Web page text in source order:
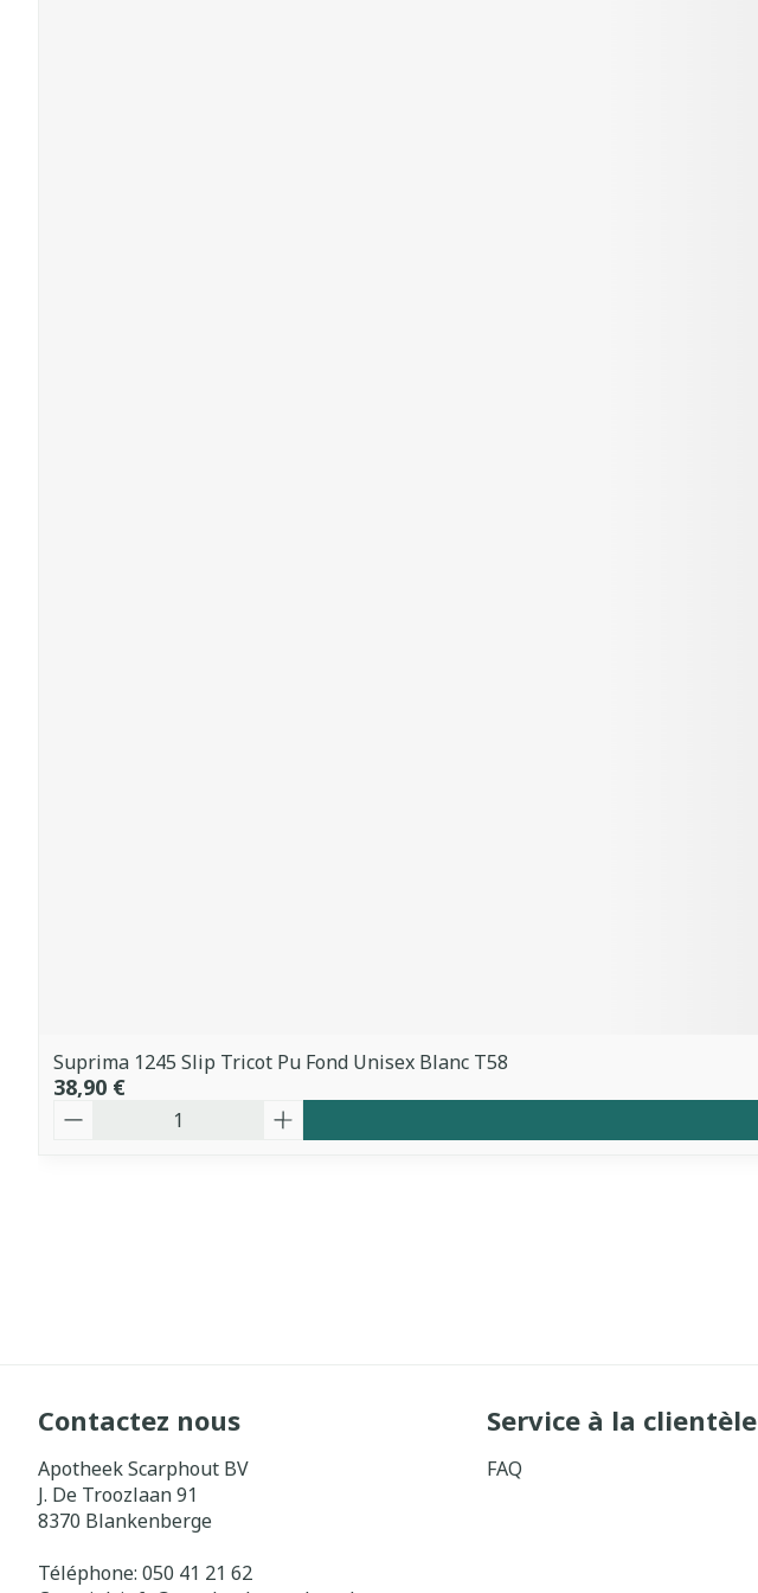
Suprima 1245 Slip Tricot Pu Fond Unisex Blanc T58
38,90 €
Contactez nous
Apotheek Scarphout BV
J. De Troozlaan 91
8370 Blankenberge
Téléphone: 050 41 21 62
Service à la clientèle
FAQ